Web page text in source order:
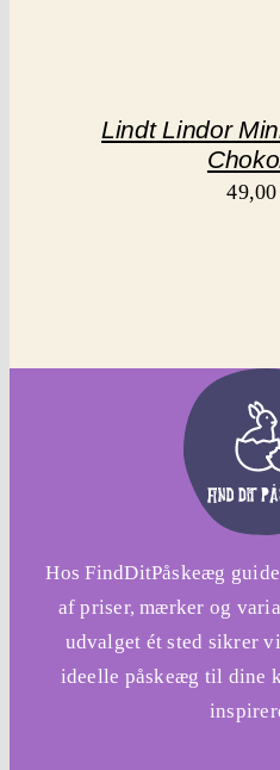
Lindt Lindor
49,00
Hos FindDitPåskeæg
af priser, mærker og
udvalget ét sted sikrer
ideelle påskeæg til dine